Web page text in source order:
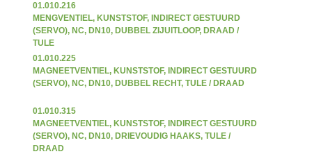
01.010.216
MENGVENTIEL, KUNSTSTOF, INDIRECT GESTUURD
(SERVO), NC, DN10, DUBBEL ZIJUITLOOP, DRAAD /
TULE
01.010.225
MAGNEETVENTIEL, KUNSTSTOF, INDIRECT GESTUURD
(SERVO), NC, DN10, DUBBEL RECHT, TULE / DRAAD
01.010.315
MAGNEETVENTIEL, KUNSTSTOF, INDIRECT GESTUURD
(SERVO), NC, DN10, DRIEVOUDIG HAAKS, TULE /
DRAAD